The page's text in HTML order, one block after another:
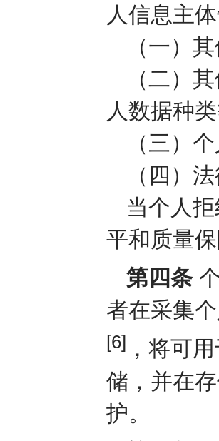
人信息主
（一）
（二）
人数据种
（三）
（四）
当个人
平和质量
第四条
者在采集
[6]
，将可
储，并在
护。